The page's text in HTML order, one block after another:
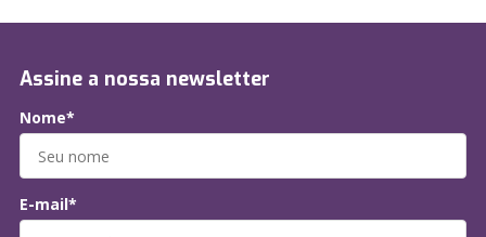
Assine a nossa newsletter
Nome*
E-mail*